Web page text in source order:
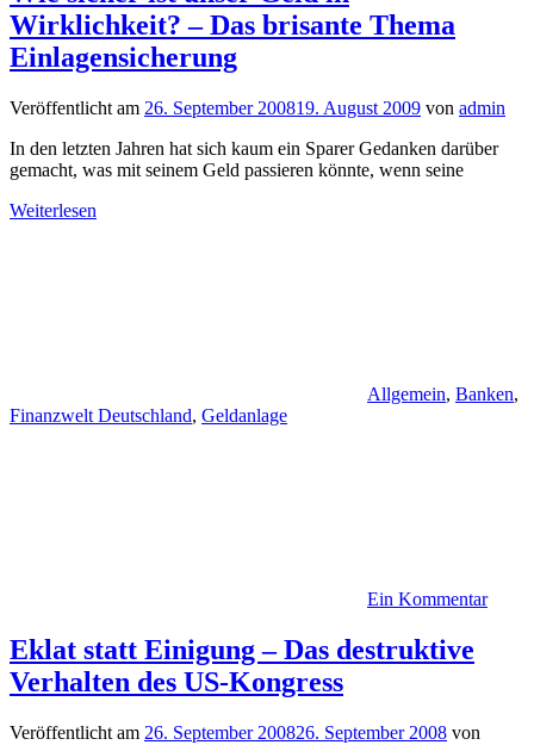
Wirklichkeit? – Das brisante Thema
Einlagensicherung
Veröffentlicht am 26. September 200819. August 2009 von admin
In den letzten Jahren hat sich kaum ein Sparer Gedanken darüber
gemacht, was mit seinem Geld passieren könnte, wenn seine
Weiterlesen
Allgemein, Banken,
Finanzwelt Deutschland, Geldanlage
Ein Kommentar
Eklat statt Einigung – Das destruktive
Verhalten des US-Kongress
Veröffentlicht am 26. September 200826. September 2008 von